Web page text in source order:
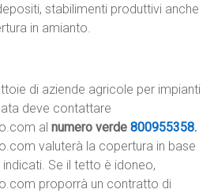
stabilimenti produttivi anche
in amianto.
di aziende agricole per impianti
deve contattare
alnumero verde800955358.
valuterà la copertura in base
Se il tetto è idoneo,
proporrà un contratto di